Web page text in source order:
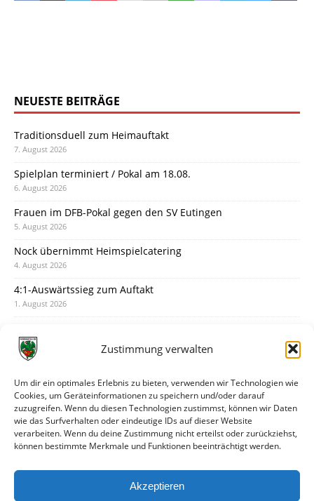
Zustimmung verwalten
Um dir ein optimales Erlebnis zu bieten, verwenden wir Technologien wie
Cookies, um Geräteinformationen zu speichern und/oder darauf
zuzugreifen. Wenn du diesen Technologien zustimmst, können wir Daten
wie das Surfverhalten oder eindeutige IDs auf dieser Website
verarbeiten. Wenn du deine Zustimmung nicht erteilst oder zurückziehst,
können bestimmte Merkmale und Funktionen beeinträchtigt werden.
Akzeptieren
NEUESTE BEITRÄGE
Traditionsduell zum Heimauftakt
7. August 2026
Spielplan terminiert / Pokal am 18.08.
6. August 2026
Frauen im DFB-Pokal gegen den SV Eutingen
5. August 2026
Nock übernimmt Heimspielcatering
4. August 2026
4:1-Auswärtssieg zum Auftakt
1. August 2026
31. Juli 2026
30. Juli 2026
Deine Spielminute: 89+1
28. Juli 2026
Neuer Rückensponsor
Neue Podcast-Folge: So tickt Björn!
27. Juli 2026